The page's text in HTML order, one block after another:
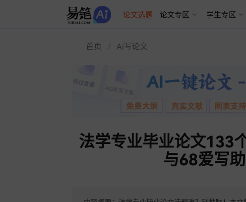
AI论文写作 论文选题 论文专区 学生专区
首页 Ai写论文
法学专业毕业论文133
与68爱写助